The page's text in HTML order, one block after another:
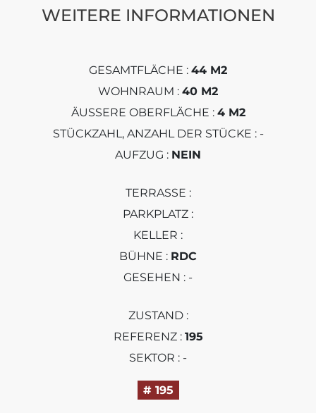
WEITERE INFORMATIONEN
GESAMTFLÄCHE : 44 M2
WOHNRAUM : 40 M2
ÄUSSERE OBERFLÄCHE : 4 M2
STÜCKZAHL, ANZAHL DER STÜCKE : -
AUFZUG : NEIN
TERRASSE :
PARKPLATZ :
KELLER :
BÜHNE : RDC
GESEHEN : -
ZUSTAND :
REFERENZ : 195
SEKTOR : -
# 195